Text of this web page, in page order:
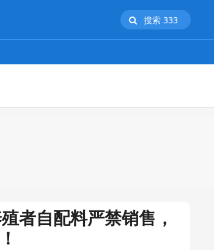
搜索 333
者自配料严禁销售，